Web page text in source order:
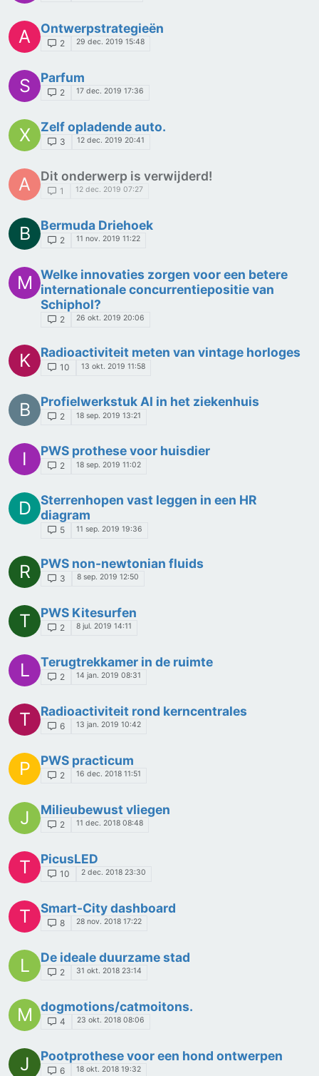
A Ontwerpstrategieën
2 29 dec. 2019 15:48
S Parfum
2 17 dec. 2019 17:36
X Zelf opladende auto.
3 12 dec. 2019 20:41
A Dit onderwerp is verwijderd!
1 12 dec. 2019 07:27
B Bermuda Driehoek
2 11 nov. 2019 11:22
M
Welke innovaties zorgen voor een betere
internationale concurrentiepositie van
Schiphol?
2 26 okt. 2019 20:06
K Radioactiviteit meten van vintage horloges
10 13 okt. 2019 11:58
B Profielwerkstuk AI in het ziekenhuis
2 18 sep. 2019 13:21
I PWS prothese voor huisdier
2 18 sep. 2019 11:02
D
Sterrenhopen vast leggen in een HR
diagram
5 11 sep. 2019 19:36
R PWS non-newtonian fluids
3 8 sep. 2019 12:50
T PWS Kitesurfen
2 8 jul. 2019 14:11
L Terugtrekkamer in de ruimte
2 14 jan. 2019 08:31
T Radioactiviteit rond kerncentrales
6 13 jan. 2019 10:42
P PWS practicum
2 16 dec. 2018 11:51
J Milieubewust vliegen
2 11 dec. 2018 08:48
T PicusLED
10 2 dec. 2018 23:30
T Smart-City dashboard
8 28 nov. 2018 17:22
L De ideale duurzame stad
2 31 okt. 2018 23:14
M dogmotions/catmoitons.
4 23 okt. 2018 08:06
J Pootprothese voor een hond ontwerpen
6 18 okt. 2018 19:32